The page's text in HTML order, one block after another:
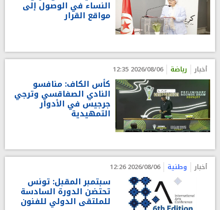
النساء في الوصول إلى
مواقع القرار
أخبار رياضة 2026/08/06 12:35
كأس الكاف: منافسو
النادي الصفاقسي وترجي
جرجيس في الأدوار
التمهيدية
أخبار وطنية 2026/08/06 12:26
سبتمبر المقبل: تونس
تحتضن الدورة السادسة
للملتقى الدولي للفنون